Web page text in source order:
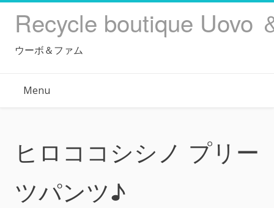
Recycle boutique Uovo
ウーボ＆ファム
Menu
ヒロココシシノ プリー
ツパンツ♪